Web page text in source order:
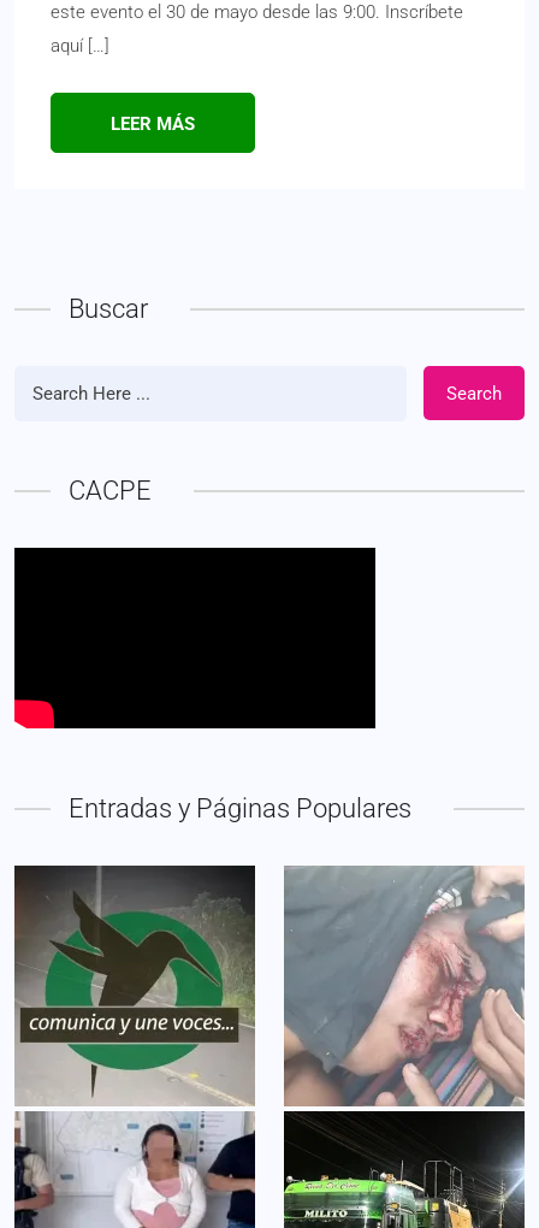
este evento el 30 de mayo desde las 9:00. Inscríbete
aquí […]
LEER MÁS
Buscar
Search
CACPE
Entradas y Páginas Populares